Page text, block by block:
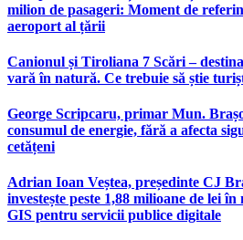
milion de pasageri: Moment de
aeroport al țării
Canionul și Tiroliana 7 Scări –
vară în natură. Ce trebuie să știe
George Scripcaru, primar Mun.
consumul de energie, fără a afecta
cetățeni
Adrian Ioan Veștea, președinte CJ
investește peste 1,88 milioane de lei
GIS pentru servicii publice digitale